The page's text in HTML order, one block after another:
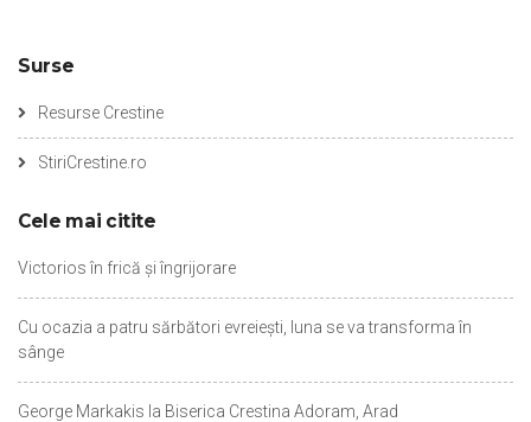
Surse
Resurse Crestine
StiriCrestine.ro
Cele mai citite
Victorios în frică şi îngrijorare
Cu ocazia a patru sărbători evreieşti, luna se va transforma în
sânge
George Markakis la Biserica Crestina Adoram, Arad